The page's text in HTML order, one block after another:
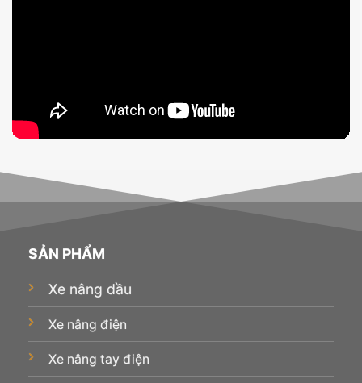
SẢN PHẨM
Xe nâng dầu
Xe nâng điện
Xe nâng tay điện